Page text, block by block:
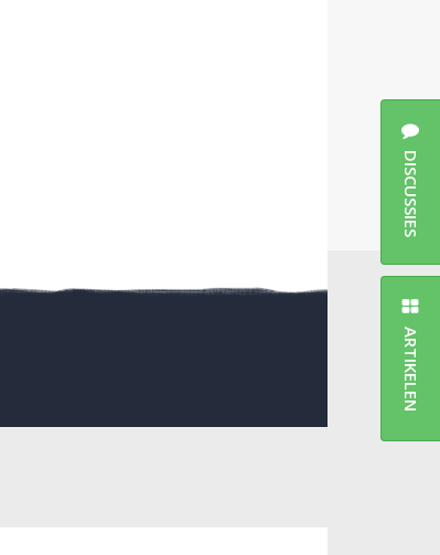
DISCUSSIES
ARTIKELEN